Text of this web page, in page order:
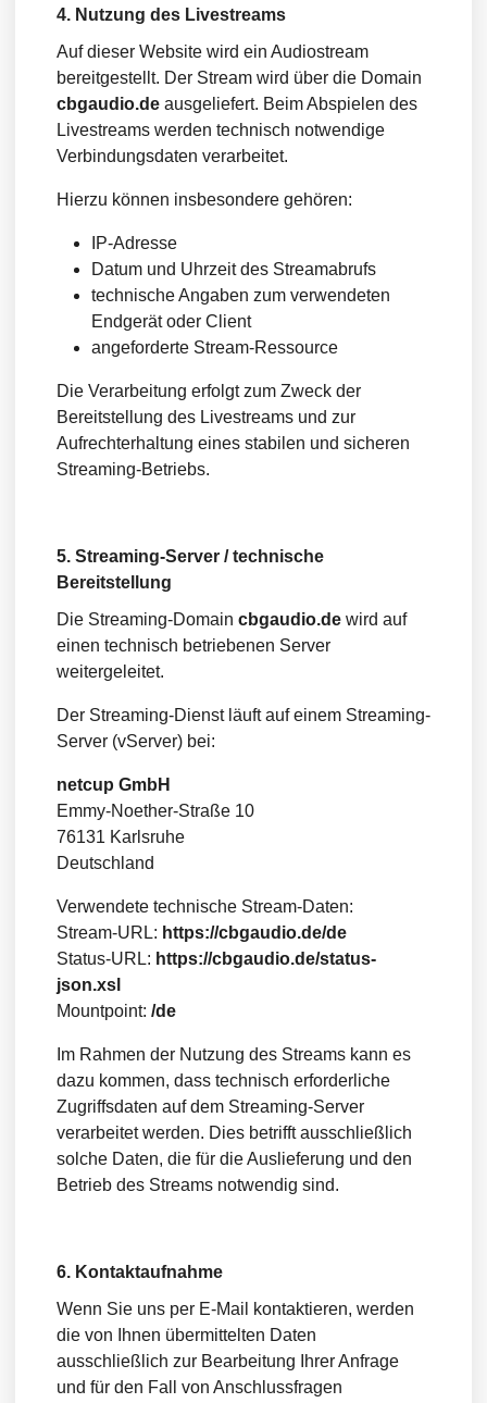
4. Nutzung des Livestreams
Auf dieser Website wird ein Audiostream
bereitgestellt. Der Stream wird über die Domain
cbgaudio.de ausgeliefert. Beim Abspielen des
Livestreams werden technisch notwendige
Verbindungsdaten verarbeitet.
Hierzu können insbesondere gehören:
IP-Adresse
Datum und Uhrzeit des Streamabrufs
technische Angaben zum verwendeten
Endgerät oder Client
angeforderte Stream-Ressource
Die Verarbeitung erfolgt zum Zweck der
Bereitstellung des Livestreams und zur
Aufrechterhaltung eines stabilen und sicheren
Streaming-Betriebs.
5. Streaming-Server / technische
Bereitstellung
Die Streaming-Domain cbgaudio.de wird auf
einen technisch betriebenen Server
weitergeleitet.
Der Streaming-Dienst läuft auf einem Streaming-
Server (vServer) bei:
netcup GmbH
Emmy-Noether-Straße 10
76131 Karlsruhe
Deutschland
Verwendete technische Stream-Daten:
Stream-URL: https://cbgaudio.de/de
Status-URL: https://cbgaudio.de/status-
json.xsl
Mountpoint: /de
Im Rahmen der Nutzung des Streams kann es
dazu kommen, dass technisch erforderliche
Zugriffsdaten auf dem Streaming-Server
verarbeitet werden. Dies betrifft ausschließlich
solche Daten, die für die Auslieferung und den
Betrieb des Streams notwendig sind.
6. Kontaktaufnahme
Wenn Sie uns per E-Mail kontaktieren, werden
die von Ihnen übermittelten Daten
ausschließlich zur Bearbeitung Ihrer Anfrage
und für den Fall von Anschlussfragen